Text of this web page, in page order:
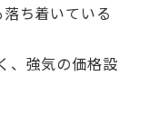
ち着いている
、強気の価格設